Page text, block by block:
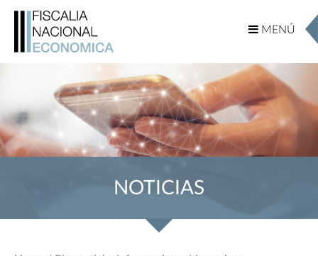
MENÚ
MENÚ
NOTICIAS